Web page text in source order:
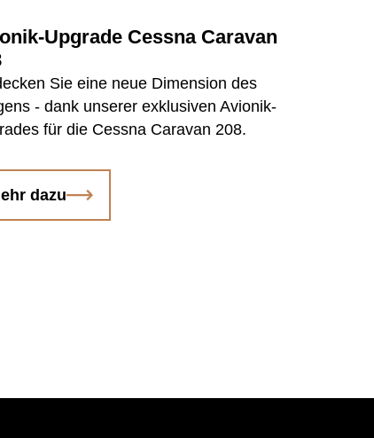
Upgrade Cessna Caravan
Sie eine neue Dimension des
- dank unserer exklusiven Avionik-
für die Cessna Caravan 208.
dazu